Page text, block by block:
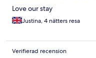
Love our stay
Justina, 4 nätters resa
Verifierad recension